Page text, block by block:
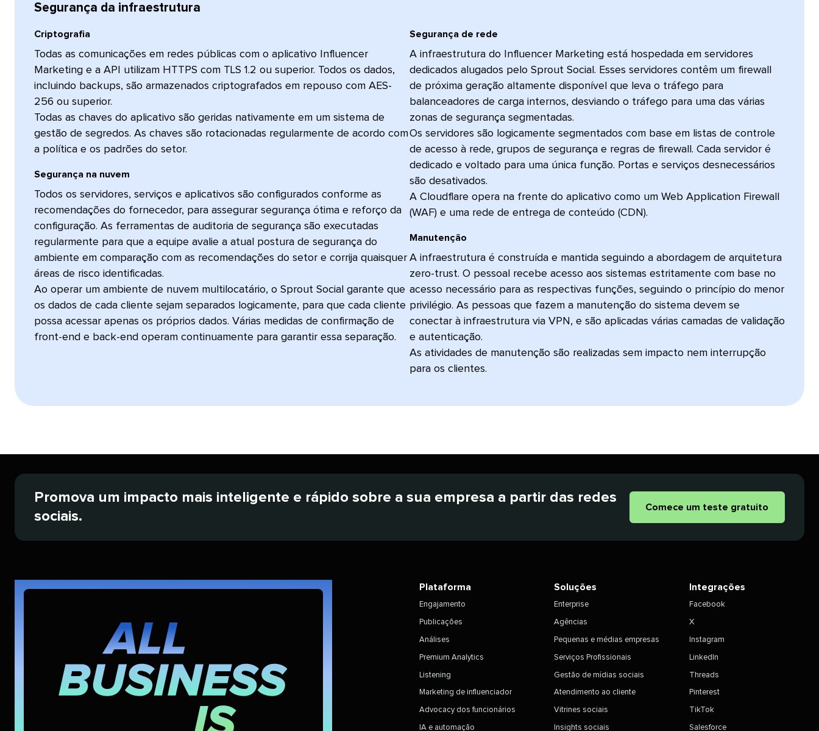
Segurança da infraestrutura​​
Criptografia​​
Todas as comunicações em redes públicas com o aplicativo Influencer
Marketing e a API utilizam HTTPS com TLS 1.2 ou superior. Todos os dados,
incluindo backups, são armazenados criptografados em repouso com AES-
256 ou superior.
Todas as chaves do aplicativo são geridas nativamente em um sistema de
gestão de segredos. As chaves são rotacionadas regularmente de acordo com
a política e os padrões do setor.​​
Segurança na nuvem​​
Todos os servidores, serviços e aplicativos são configurados conforme as
recomendações do fornecedor, para assegurar segurança ótima e reforço da
configuração. As ferramentas de auditoria de segurança são executadas
regularmente para que a equipe avalie a atual postura de segurança do
ambiente em comparação com as recomendações do setor e corrija quaisquer
áreas de risco identificadas.
Ao operar um ambiente de nuvem multilocatário, o Sprout Social garante que
os dados de cada cliente sejam separados logicamente, para que cada cliente
possa acessar apenas os próprios dados. Várias medidas de confirmação de
front-end e back-end operam continuamente para garantir essa separação.​​
Segurança de rede​​
A infraestrutura do Influencer Marketing está hospedada em servidores
dedicados alugados pelo Sprout Social. Esses servidores contêm um firewall
de próxima geração altamente disponível que leva o tráfego para
balanceadores de carga internos, desviando o tráfego para uma das várias
zonas de segurança segmentadas.
Os servidores são logicamente segmentados com base em listas de controle
de acesso à rede, grupos de segurança e regras de firewall. Cada servidor é
dedicado e voltado para uma única função. Portas e serviços desnecessários
são desativados.
A Cloudflare opera na frente do aplicativo como um Web Application Firewall
(WAF) e uma rede de entrega de conteúdo (CDN).​​
Manutenção​​
A infraestrutura é construída e mantida seguindo a abordagem de arquitetura
zero-trust. O pessoal recebe acesso aos sistemas estritamente com base no
acesso necessário para as respectivas funções, seguindo o princípio do menor
privilégio. As pessoas que fazem a manutenção do sistema devem se
conectar à infraestrutura via VPN, e são aplicadas várias camadas de validação
e autenticação.
As atividades de manutenção são realizadas sem impacto nem interrupção
para os clientes.​​
Promova um impacto mais inteligente e rápido sobre a sua empresa a partir das redes
sociais.​​
Comece um teste gratuito​​
Plataforma​​
Engajamento​​
Publicações​​
Análises​​
Premium Analytics​​
Listening​​
Marketing de influenciador​​
Advocacy dos funcionários​​
IA e automação​​
Soluções​​
Enterprise​​
Agências​​
Pequenas e médias empresas​​
Serviços Profissionais​​
Gestão de mídias sociais​​
Atendimento ao cliente​​
Vitrines sociais​​
Insights sociais​​
Integrações​​
Facebook​​
X​​
Instagram​​
LinkedIn​​
Threads​​
Pinterest​​
TikTok​​
Salesforce​​